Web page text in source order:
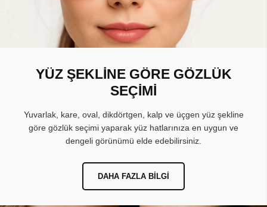
YÜZ ŞEKLİNE GÖRE GÖZLÜK
SEÇİMİ
Yuvarlak, kare, oval, dikdörtgen, kalp ve üçgen yüz şekline
göre gözlük seçimi yaparak yüz hatlarınıza en uygun ve
dengeli görünümü elde edebilirsiniz.
DAHA FAZLA BILGI